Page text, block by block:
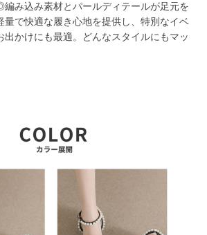
み込み素材とパールディテールが足元を
で快適な履き心地を提供し、特別なイベ
出かけにも最適。どんなスタイルにもマッ